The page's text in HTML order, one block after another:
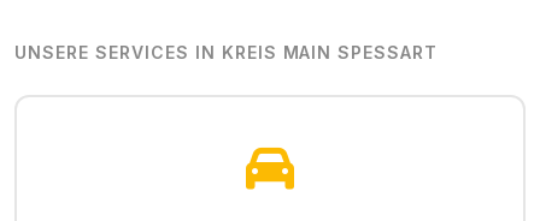
UNSERE SERVICES IN KREIS MAIN SPESSART